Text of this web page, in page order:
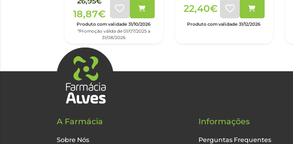
*Promoção válida de 01/07/2025 a
31/08/2026
18,87€
Produto com validade 31/10/2026
22,40€
Produto com validade 31/12/2026
A Farmácia
Sobre Nós
Informações
Perguntas Frequentes